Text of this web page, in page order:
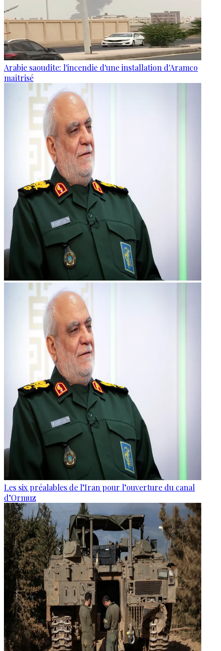
Arabie saoudite: l'incendie d'une installation d'Aramco
maîtrisé
Les six préalables de l’Iran pour l’ouverture du canal
d’Ormuz